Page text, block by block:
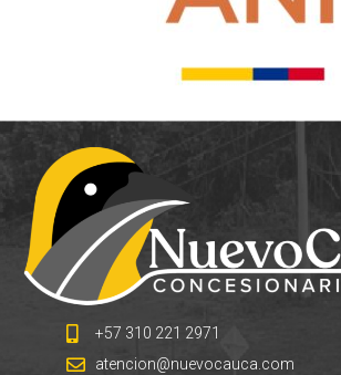
+57 310 221 2971
atencion@nuevocauca.com